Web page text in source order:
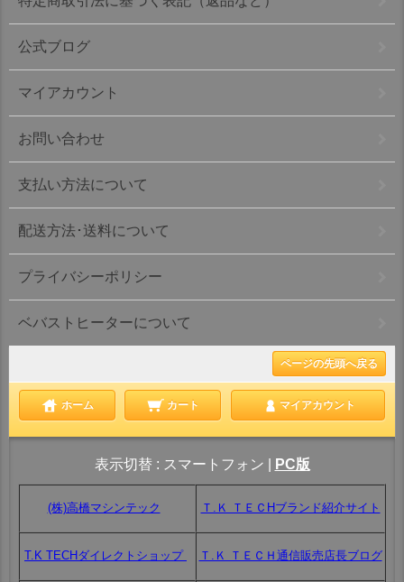
公式ブログ
マイアカウント
お問い合わせ
支払い方法について
配送方法･送料について
プライバシーポリシー
ベバストヒーターについて
ページの先頭へ戻る
ホーム カート マイアカウント
表示切替 : スマートフォン PC版
(株)高橋マシンテック Ｔ.Ｋ ＴＥＣHブランド紹介サイト
T.K TECHダイレクトショップ Ｔ.Ｋ ＴＥＣＨ通信販売店長ブログ